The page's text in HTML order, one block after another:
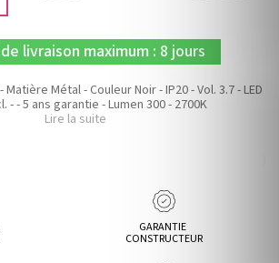
livraison maximum : 8 jours
Métal - Couleur Noir - IP20 - Vol. 3.7 - LED
Module Incl. - - 5 ans garantie - Lumen 300 - 2700K
Lire la suite
GARANTIE
CONSTRUCTEUR